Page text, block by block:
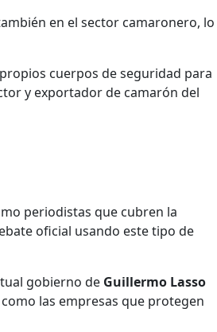
en el sector camaronero, lo
cuerpos de seguridad para
y exportador de camarón del
periodistas que cubren la
oficial usando este tipo de
gobierno de Guillermo Lasso
las empresas que protegen